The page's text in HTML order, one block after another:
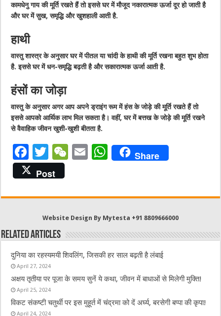
कामधेनु गाय की मूर्ति रखते हैं तो इससे घर में मौजूद नकारात्मक ऊर्जा दूर हो जाती है
और घर में सुख, समृद्धि और खुशहाली आती है.
हाथी
वास्तु शास्त्र के अनुसार घर में पीतल या चांदी के हाथी की मूर्ति रखना बहुत शुभ होता
है. इससे घर में धन-समृद्धि बढ़ती है और सकारात्मक ऊर्जा आती है.
हंसों का जोड़ा
वास्तु के अनुसार अगर आप अपने ड्राइंग रूम में हंस के जोड़े की मूर्ति रखते हैं तो
इससे आपको आर्थिक लाभ मिल सकता है। वहीं, घर में बत्तख के जोड़े की मूर्ति रखने
से वैवाहिक जीवन खुशी-खुशी बीतता है.
F
a
c
e
o
o
k
T
w
it
te
r
W
h
at
E
l
W
s
A
p
p
Share
Post
Website Design By Mytesta +91 8809666000
Related Articles
दुनिया का रहस्यमयी शिवलिंग, जिसकी हर साल बढ़ती है लंबाई
April 27, 2024
अक्षय तृतीया पर पूजा के समय सुनें ये कथा, जीवन में बाधाओं से मिलेगी मुक्ति!
April 25, 2024
विकट संकष्टी चतुर्थी पर इस मुहूर्त में चंद्रमा को दें अर्घ्य, बरसेगी बप्पा की कृपा!
April 24, 2024